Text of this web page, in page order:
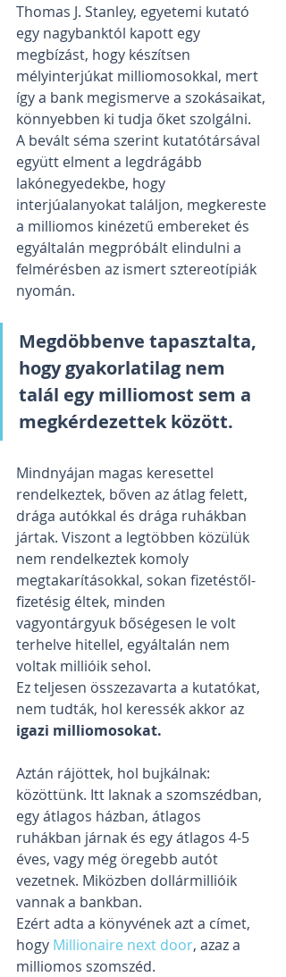
Thomas J. Stanley, egyetemi kutató
egy nagybanktól kapott egy
megbízást, hogy készítsen
mélyinterjúkat milliomosokkal, mert
így a bank megismerve a szokásaikat,
könnyebben ki tudja őket szolgálni.
A bevált séma szerint kutatótársával
együtt elment a legdrágább
lakónegyedekbe, hogy
interjúalanyokat találjon, megkereste
a milliomos kinézetű embereket és
egyáltalán megpróbált elindulni a
felmérésben az ismert sztereotípiák
nyomán.
Megdöbbenve tapasztalta,
hogy gyakorlatilag nem
talál egy milliomost sem a
megkérdezettek között.
Mindnyájan magas keresettel
rendelkeztek, bőven az átlag felett,
drága autókkal és drága ruhákban
jártak. Viszont a legtöbben közülük
nem rendelkeztek komoly
megtakarításokkal, sokan fizetéstől-
fizetésig éltek, minden
vagyontárgyuk bőségesen le volt
terhelve hitellel, egyáltalán nem
voltak millióik sehol.
Ez teljesen összezavarta a kutatókat,
nem tudták, hol keressék akkor az
igazi milliomosokat.
Aztán rájöttek, hol bujkálnak:
közöttünk. Itt laknak a szomszédban,
egy átlagos házban, átlagos
ruhákban járnak és egy átlagos 4-5
éves, vagy még öregebb autót
vezetnek. Miközben dollármillióik
vannak a bankban.
Ezért adta a könyvének azt a címet,
hogy Millionaire next door, azaz a
milliomos szomszéd.